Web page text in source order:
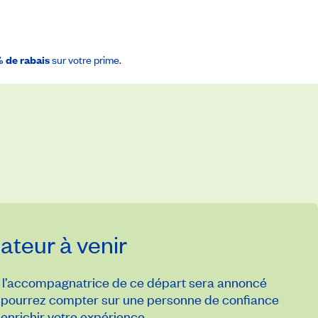
de Neptune, la Cour d’Artus de style gothique tardif et l’hôtel
vers Poznań, capitale de la Grande-Pologne. Après
de rabaissur votre prime.
à venir
de ce départ sera annoncé
compter sur une personne de confiance